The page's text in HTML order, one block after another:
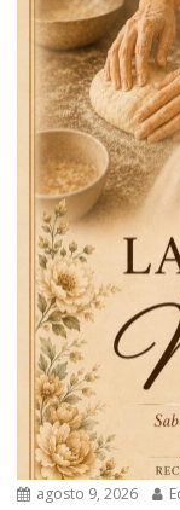
agosto 9, 2026